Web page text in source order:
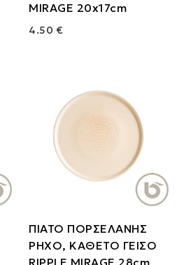
MIRAGE 20x17cm
4.50 €
ΠΙΑΤΟ ΠΟΡΣΕΛΑΝΗΣ
ΡΗΧΟ, ΚΑΘΕΤΟ ΓΕΙΣΟ